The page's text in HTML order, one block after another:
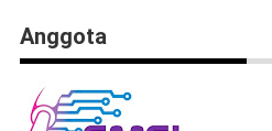
Anggota